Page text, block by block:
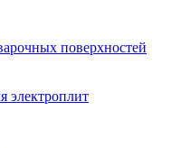
поверхностей
электроплит